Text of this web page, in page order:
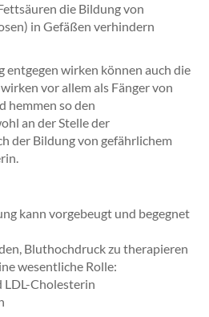
die Bildung von
in Gefäßen verhindern
entgegen wirken können auch die
wirken vor allem als Fänger von
hemmen so den
an der Stelle der
der Bildung von gefährlichem
kann vorgebeugt und begegnet
Bluthochdruck zu therapieren
wesentliche Rolle:
LDL-Cholesterin